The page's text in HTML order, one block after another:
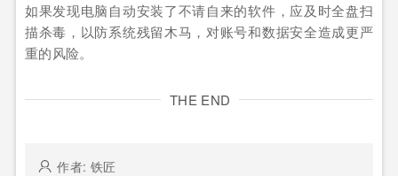
如果发现电脑自动安装了不请自来的软件，应及时全盘扫
描杀毒，以防系统残留木马，对账号和数据安全造成更严
重的风险。
THE END
作者: 铁匠